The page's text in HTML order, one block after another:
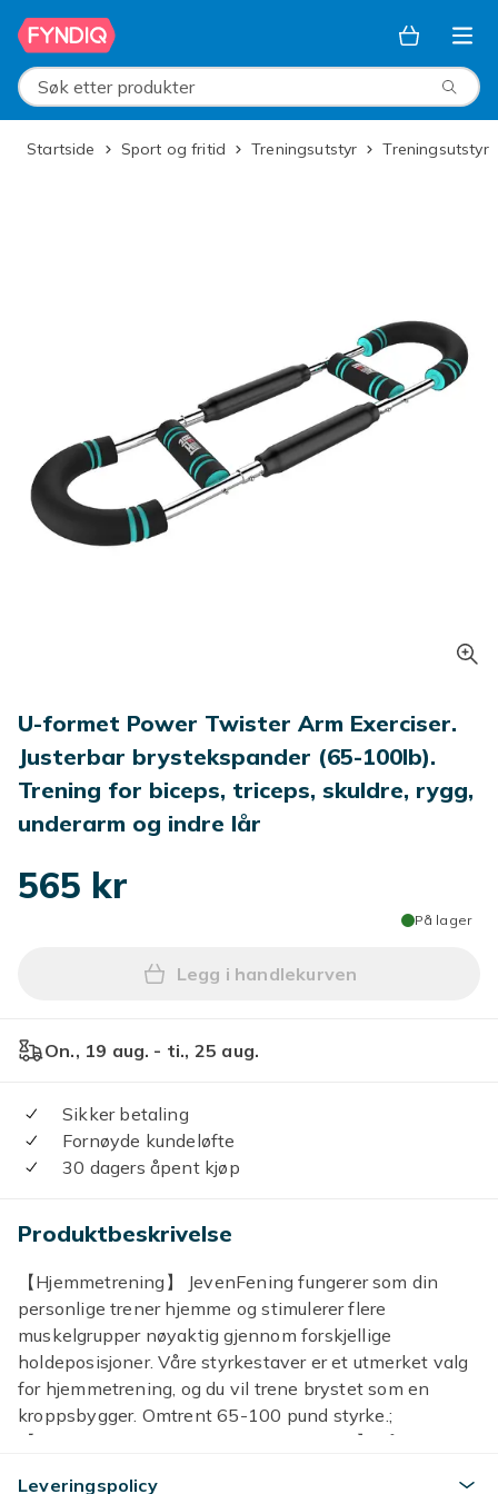
Hopp til hovedinnhold
Søk etter produkter
Startside Sport og fritid Treningsutstyr Treningsutstyr
U-formet Power Twister Arm Exerciser.
Justerbar brystekspander (65-100lb).
Trening for biceps, triceps, skuldre, rygg,
underarm og indre lår
565 kr
På lager
Legg U-formet Power
Legg i handlekurven
On., 19 aug. - ti., 25 aug.
Sikker betaling
Fornøyde kundeløfte
30 dagers åpent kjøp
Produktbeskrivelse
【Hjemmetrening】 JevenFening fungerer som din
personlige trener hjemme og stimulerer flere
muskelgrupper nøyaktig gjennom forskjellige
holdeposisjoner. Våre styrkestaver er et utmerket valg
for hjemmetrening, og du vil trene brystet som en
kroppsbygger. Omtrent 65-100 pund styrke.;
【Multifunksjonell styrketreningsmaskin】Vår nye
Leveringspolicy